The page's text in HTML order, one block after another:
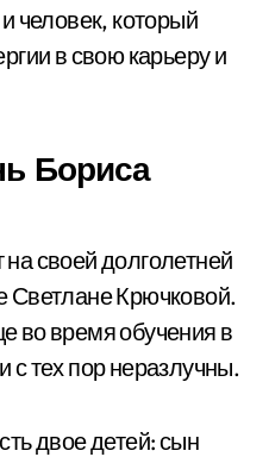
человек, который
в свою карьеру и
Бориса
своей долголетней
Светлане Крючковой.
во время обучения в
с тех пор неразлучны.
двое детей: сын